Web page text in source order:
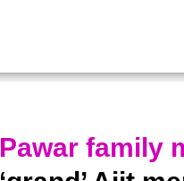
Pawar family